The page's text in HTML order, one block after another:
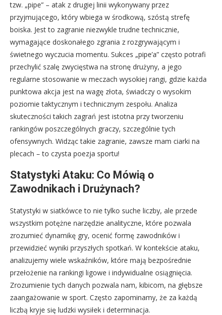
tzw. „pipe” – atak z drugiej linii wykonywany przez
przyjmującego, który wbiega w środkową, szóstą strefę
boiska. Jest to zagranie niezwykle trudne technicznie,
wymagające doskonałego zgrania z rozgrywającym i
świetnego wyczucia momentu. Sukces „pipe’a” często potrafi
przechylić szalę zwycięstwa na stronę drużyny, a jego
regularne stosowanie w meczach wysokiej rangi, gdzie każda
punktowa akcja jest na wagę złota, świadczy o wysokim
poziomie taktycznym i technicznym zespołu. Analiza
skuteczności takich zagrań jest istotna przy tworzeniu
rankingów poszczególnych graczy, szczególnie tych
ofensywnych. Widząc takie zagranie, zawsze mam ciarki na
plecach – to czysta poezja sportu!
Statystyki Ataku: Co Mówią o
Zawodnikach i Drużynach?
Statystyki w siatkówce to nie tylko suche liczby, ale przede
wszystkim potężne narzędzie analityczne, które pozwala
zrozumieć dynamikę gry, ocenić formę zawodników i
przewidzieć wyniki przyszłych spotkań. W kontekście ataku,
analizujemy wiele wskaźników, które mają bezpośrednie
przełożenie na rankingi ligowe i indywidualne osiągnięcia.
Zrozumienie tych danych pozwala nam, kibicom, na głębsze
zaangażowanie w sport. Często zapominamy, że za każdą
liczbą kryje się ludzki wysiłek i determinacja.